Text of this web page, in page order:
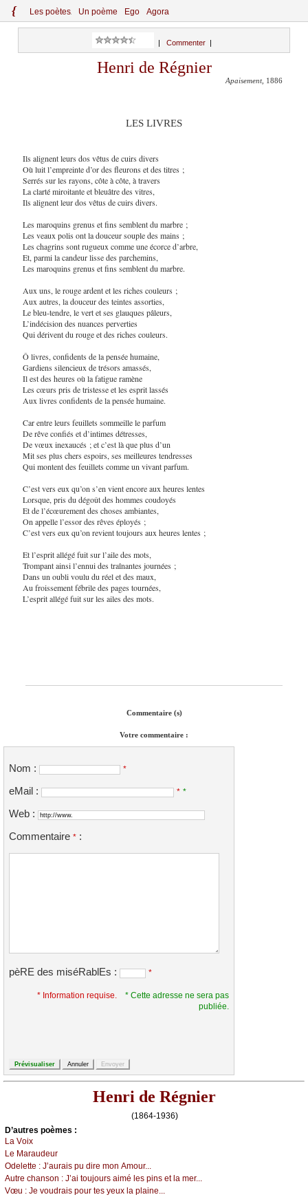
{ Les poètes Un poème Ego Agora
Commenter
Henri de Régnier
Apaisement, 1886
LES LIVRES
Ils alignent leurs dos vêtus de cuirs divers
Où luit l’empreinte d’or des fleurons et des titres ;
Serrés sur les rayons, côte à côte, à travers
La clarté miroitante et bleuâtre des vitres,
Ils alignent leur dos vêtus de cuirs divers.
Les maroquins grenus et fins semblent du marbre ;
Les veaux polis ont la douceur souple des mains ;
Les chagrins sont rugueux comme une écorce d’arbre,
Et, parmi la candeur lisse des parchemins,
Les maroquins grenus et fins semblent du marbre.
Aux uns, le rouge ardent et les riches couleurs ;
Aux autres, la douceur des teintes assorties,
Le bleu-tendre, le vert et ses glauques pâleurs,
L’indécision des nuances perverties
Qui dérivent du rouge et des riches couleurs.
Ô livres, confidents de la pensée humaine,
Gardiens silencieux de trésors amassés,
Il est des heures où la fatigue ramène
Les cœurs pris de tristesse et les esprit lassés
Aux livres confidents de la pensée humaine.
Car entre leurs feuillets sommeille le parfum
De rêve confiés et d’intimes détresses,
De vœux inexaucés ; et c’est là que plus d’un
Mit ses plus chers espoirs, ses meilleures tendresses
Qui montent des feuillets comme un vivant parfum.
C’est vers eux qu’on s’en vient encore aux heures lentes
Lorsque, pris du dégoût des hommes coudoyés
Et de l’écœurement des choses ambiantes,
On appelle l’essor des rêves éployés ;
C’est vers eux qu’on revient toujours aux heures lentes ;
Et l’esprit allégé fuit sur l’aile des mots,
Trompant ainsi l’ennui des traînantes journées ;
Dans un oubli voulu du réel et des maux,
Au froissement fébrile des pages tournées,
L’esprit allégé fuit sur les ailes des mots.
Commentaire (s)
Votre commentaire :
Nom : *
eMail : * *
Web :
Commentaire * :
pèRE des miséRablEs : *
* Information requise.
* Cette adresse ne sera pas
publiée.
Henri de Régnier
(1864-1936)
D’autrеs pоèmеs :
Lа Vоiх
Lе Μаrаudеur
Οdеlеttе : J’аurаis pu dirе mоn Αmоur...
Αutrе сhаnsоn : J’аi tоuјоurs аimé lеs pins еt lа mеr...
Vœu : Jе vоudrаis pоur tеs уеuх lа plаinе...